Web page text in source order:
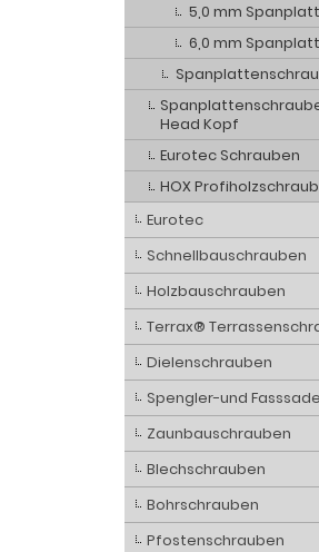
5,0 mm
6,0 mm
Head Kopf
Eurotec Schrauben
HOX
Eurotec
Schnellbauschrauben
Holzbauschrauben
Terrax®
Dielenschrauben
Spengler-und
Zaunbauschrauben
Blechschrauben
Bohrschrauben
Pfostenschrauben